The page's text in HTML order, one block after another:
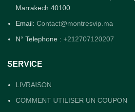
Marrakech 40100
Email: Contact@montresvip.ma
N° Telephone : +212707120207
SERVICE
LIVRAISON
COMMENT UTILISER UN COUPON